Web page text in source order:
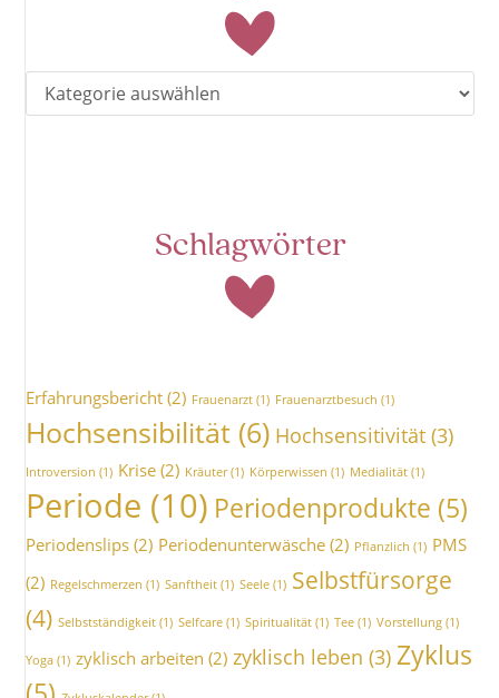
Schlagwörter
Erfahrungsbericht (2) Frauenarzt (1) Frauenarztbesuch (1)
Hochsensibilität (6) Hochsensitivität (3)
Introversion (1) Krise (2) Kräuter(1) Körperwissen (1) Medialität (1)
Periode (10) Periodenprodukte (5)
Periodenslips (2) Periodenunterwäsche (2) Pflanzlich (1) PMS
(2) Regelschmerzen (1) Sanftheit (1) Seele (1) Selbstfürsorge
(4) Selbstständigkeit (1) Selfcare (1) Spiritualität (1) Tee (1) Vorstellung (1)
Yoga (1) zyklisch arbeiten (2) zyklisch leben (3) Zyklus